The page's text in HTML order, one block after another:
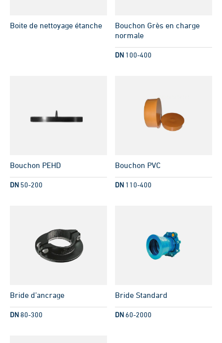
Boite de nettoyage étanche
Bouchon Grès en charge
normale
DN 100-400
Bouchon PEHD
DN 50-200
Bouchon PVC
DN 110-400
Bride d’ancrage
DN 80-300
Bride Standard
DN 60-2000